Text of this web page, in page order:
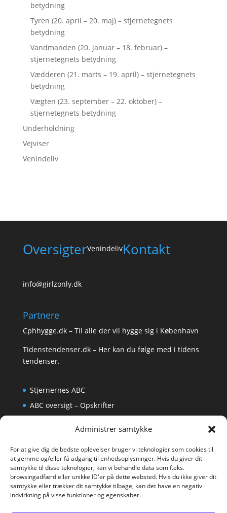
Administrer samtykke
For at give dig de bedste oplevelser bruger vi teknologier som cookies til
at gemme og/eller få adgang til enhedsoplysninger. Hvis du giver dit
samtykke til disse teknologier, kan vi behandle data som f.eks.
browsingadfærd eller unikke ID'er på dette websted. Hvis du ikke giver dit
samtykke eller trækker dit samtykke tilbage, kan det have en negativ
indvirkning på visse funktioner og egenskaber.
betydning
Tyren (20. april – 20. maj) – stjernetegnets
betydning
Vandmanden (20. januar – 18. februar) –
stjernetegnets betydning
Vædderen (21. marts – 19. april) – stjernetegnets
betydning
Vægten (23. september – 22. oktober) –
stjernetegnets betydning
Underholdning
Vejviser
Venindeliv
OversigterVenindelivKontakt
info@girlzonly.dk
Partnere
Cphhygge.dk– Til alle der vil hygge sig i København
Tidenstendenser.dk– Her kan du følge med i tidens
tendenser.
Stjernernes ABC
ABC oversigt – Opskrifter